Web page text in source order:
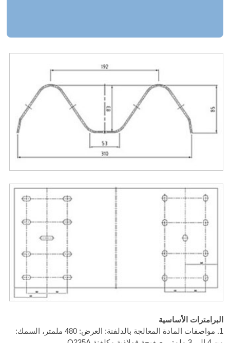
البرامترات الأساسية
1. مواصفات المادة المعالجة بالدلفنة: العرض: 480 ملمتر، السمك: